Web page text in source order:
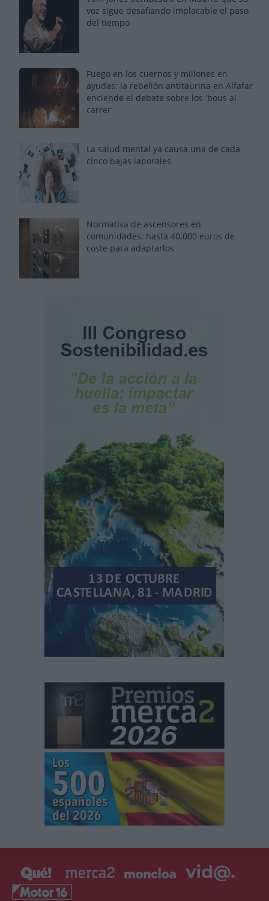
voz sigue desafiando implacable el paso
del tiempo
Fuego en los cuernos y millones en
ayudas: la rebelión antitaurina en Alfafar
enciende el debate sobre los 'bous al
carrer'
La salud mental ya causa una de cada
cinco bajas laborales
Normativa de ascensores en
comunidades: hasta 40.000 euros de
coste para adaptarlos